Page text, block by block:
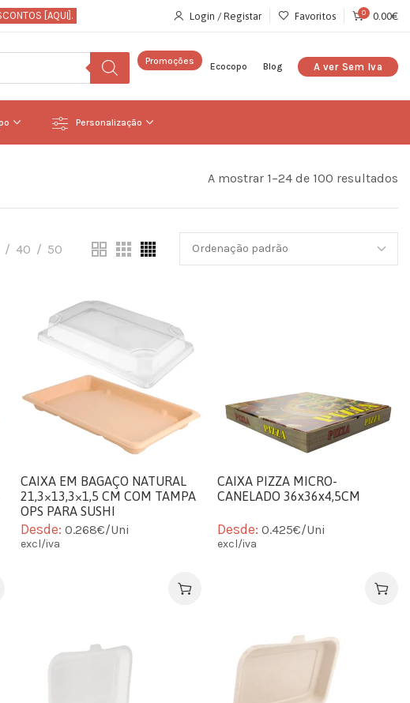
[ AQUI ]. Login / Registar Favoritos 0 0.00€
Promoções
Ecocopo Blog
Personalização
A mostrar 1–24 de 100 resultados
40 50
CAIXA EM BAGAÇO NATURAL
21,3×13,3×1,5 CM COM TAMPA
OPS PARA SUSHI
Desde:0.268€/Uni
excl/iva
CAIXA PIZZA MICRO-
CANELADO 36x36x4,5CM
Desde:0.425€/Uni
excl/iva